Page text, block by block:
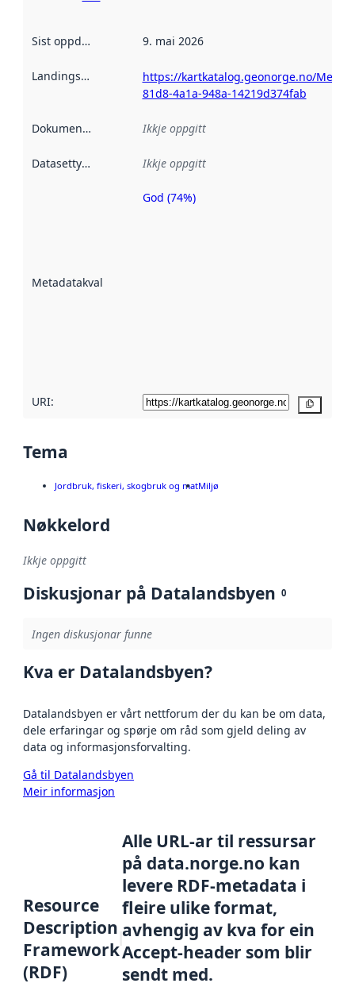
Sist oppdatert 9. mai 2026
Landingsside
https://kartkatalog.geonorge.no/
81d8-4a1a-948a-14219d374fab
Dokumentasjon Ikkje oppgitt
Datasettype Ikkje oppgitt
Metadatakvalitet
Metadatakvalitet
God (74%)
URI:
Tema
Jordbruk, fiskeri, skogbruk og matMiljø
Nøkkelord
Ikkje oppgitt
Diskusjonar på Datalandsbyen 0
Ingen diskusjonar funne
Kva er Datalandsbyen?
Datalandsbyen er vårt nettforum der du kan be om data,
dele erfaringar og spørje om råd som gjeld deling av
data og informasjonsforvalting.
Gå til Datalandsbyen
Meir informasjon
Resource
Description
Framework
(RDF)
Alle URL-ar til ressursar
på data.norge.no kan
levere RDF-metadata i
fleire ulike format,
avhengig av kva for ein
Accept-header som blir
sendt med.